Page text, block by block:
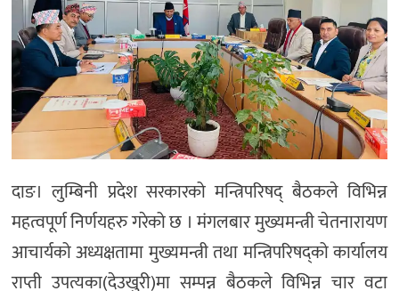
दाङ। लुम्बिनी प्रदेश सरकारको मन्त्रिपरिषद् बैठकले विभिन्न
महत्वपूर्ण निर्णयहरु गरेको छ । मंगलबार मुख्यमन्त्री चेतनारायण
आचार्यको अध्यक्षतामा मुख्यमन्त्री तथा मन्त्रिपरिषद्को कार्यालय
राप्ती उपत्यका(देउखुरी)मा सम्पन्न बैठकले विभिन्न चार वटा